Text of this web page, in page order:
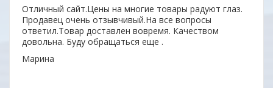
Отличный сайт.Цены на многие товары радуют глаз.
Продавец очень отзывчивый.На все вопросы
ответил.Товар доставлен вовремя. Качеством
довольна. Буду обращаться еще .
Марина